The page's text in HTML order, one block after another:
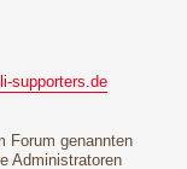
supporters.de
Forum genannten
Administratoren